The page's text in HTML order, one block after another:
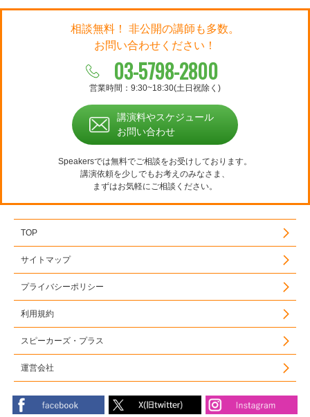
相談無料！ 非公開の講師も多数。
お問い合わせください！
03-5798-2800
営業時間：9:30~18:30(土日祝除く)
講演料やスケジュール
お問い合わせ
Speakersでは無料でご相談をお受けしております。
講演依頼を少しでもお考えのみなさま、
まずはお気軽にご相談ください。
TOP
サイトマップ
プライバシーポリシー
利用規約
スピーカーズ・プラス
運営会社